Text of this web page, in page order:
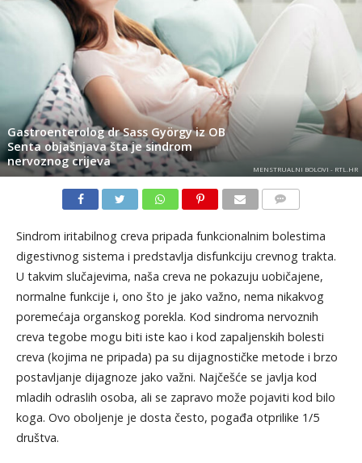
Gastroenterolog dr Sass György iz OB
Senta objašnjava šta je sindrom
nervoznog crijeva
MENSTRUALNI BOLOVI - RTL.HR
Sindrom iritabilnog creva pripada funkcionalnim bolestima
digestivnog sistema i predstavlja disfunkciju crevnog trakta.
U takvim slučajevima, naša creva ne pokazuju uobičajene,
normalne funkcije i, ono što je jako važno, nema nikakvog
poremećaja organskog porekla. Kod sindroma nervoznih
creva tegobe mogu biti iste kao i kod zapaljenskih bolesti
creva (kojima ne pripada) pa su dijagnostičke metode i brzo
postavljanje dijagnoze jako važni. Najčešće se javlja kod
mladih odraslih osoba, ali se zapravo može pojaviti kod bilo
koga. Ovo oboljenje je dosta često, pogađa otprilike 1/5
društva.